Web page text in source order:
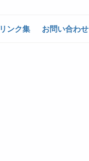
リンク集 お問い合わせ